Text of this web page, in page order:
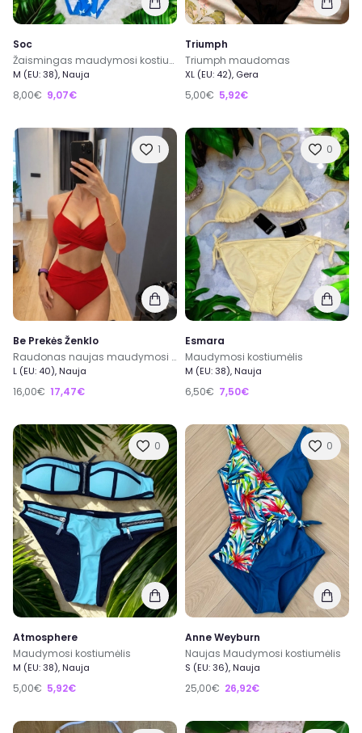
Soc
Žaismingas maudymosi kostiumėlis
M (EU: 38), Nauja
8,00€ 9,07€
Triumph
Triumph maudomas
XL (EU: 42), Gera
5,00€ 5,92€
1
Be Prekės Ženklo
Raudonas naujas maudymosi kostiumėlis L dydis
L (EU: 40), Nauja
16,00€ 17,47€
0
Esmara
Maudymosi kostiumėlis
M (EU: 38), Nauja
6,50€ 7,50€
0
Atmosphere
Maudymosi kostiumėlis
M (EU: 38), Nauja
5,00€ 5,92€
0
Anne Weyburn
Naujas Maudymosi kostiumėlis
S (EU: 36), Nauja
25,00€ 26,92€